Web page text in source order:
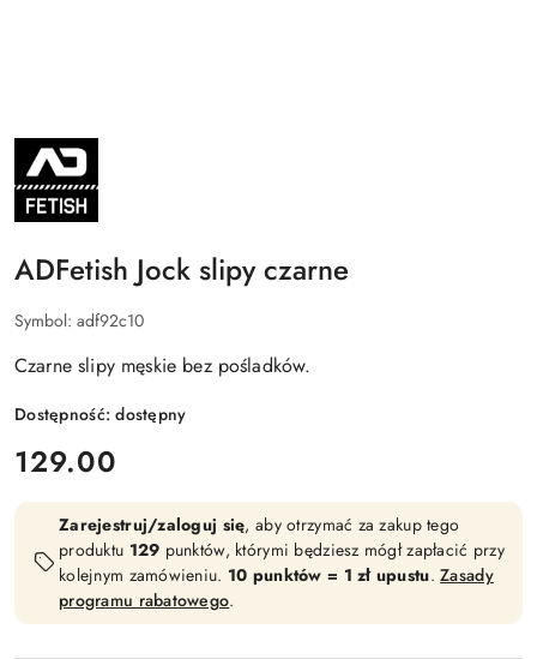
ADFETISH
BY
ADDICTED
ADFetish Jock slipy czarne
Symbol: adf92c10
Czarne slipy męskie bez pośladków.
Dostępność:dostępny
cena:
129.00
Zarejestruj/zaloguj się, aby otrzymać za zakup tego
produktu 129 punktów, którymi będziesz mógł zapłacić przy
kolejnym zamówieniu. 10 punktów = 1 zł upustu.Zasady
programu rabatowego.